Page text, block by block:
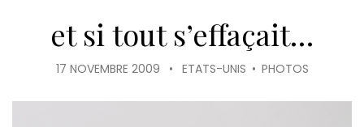
et si tout s’effaçait…
17 NOVEMBRE 2009 • ETATS-UNIS • PHOTOS